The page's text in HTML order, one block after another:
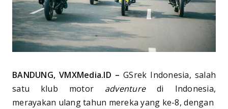
BANDUNG, VMXMedia.ID – GSrek Indonesia, salah
satu klub motor adventuredi Indonesia,
merayakan ulang tahun mereka yang ke-8, dengan